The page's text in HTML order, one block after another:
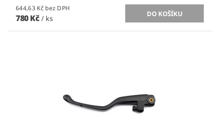
644,63 Kč bez DPH
780 Kč / ks